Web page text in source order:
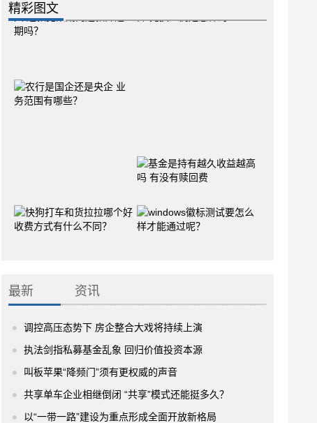
精彩图文
最新 资讯
调控高压态势下 房企整合大戏将持续上演
执法剑指私募基金乱象 回归价值投资本源
叫板苹果“降频门”须有更权威的声音
共享单车企业相继倒闭 “共享”模式还能挺多久？
以“一带一路”建设为重点形成全面开放新格局